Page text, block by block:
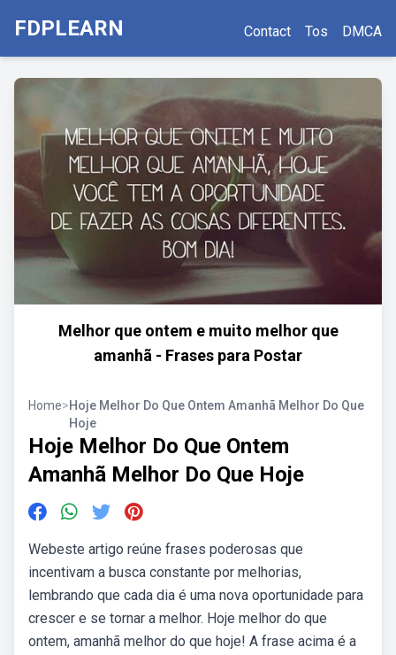
FDPLEARN Contact Tos DMCA
Melhor que ontem e muito melhor que
amanhã - Frases para Postar
Home>Hoje Melhor Do Que Ontem Amanhã Melhor Do Que
Hoje
Hoje Melhor Do Que Ontem
Amanhã Melhor Do Que Hoje
Webeste artigo reúne frases poderosas que
incentivam a busca constante por melhorias,
lembrando que cada dia é uma nova oportunidade para
crescer e se tornar a melhor. Hoje melhor do que
ontem, amanhã melhor do que hoje! A frase acima é a